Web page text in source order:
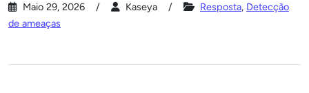
Maio 29, 2026 Kaseya Resposta, Detecção
de ameaças